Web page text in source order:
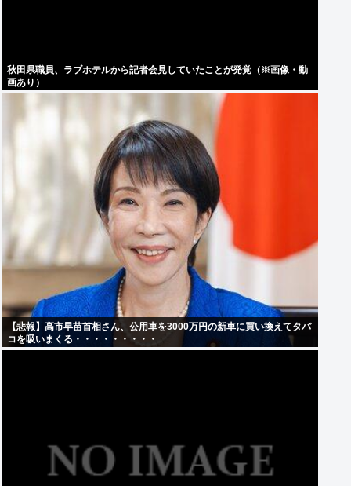
秋田県職員、ラブホテルから記者会見していたことが発覚（※画像・動
画あり）
【悲報】高市早苗首相さん、公用車を3000万円の新車に買い換えてタバ
コを吸いまくる・・・・・・・・・